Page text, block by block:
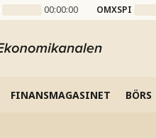
00:00:00 OMXSPI
FINANSMAGASINET BÖRS